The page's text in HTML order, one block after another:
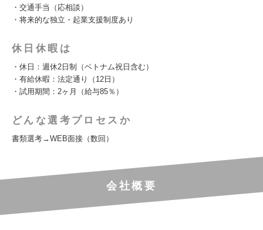
・交通手当（応相談）
・将来的な独立・起業支援制度あり
休日休暇は
・休日：週休2日制（ベトナム祝日含む）
・有給休暇：法定通り（12日）
・試用期間：2ヶ月（給与85％）
どんな選考プロセスか
書類選考→WEB面接（数回）
会社概要